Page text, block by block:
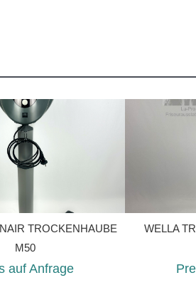
TROCKENHAUBE
M50
auf Anfrage
WELLA